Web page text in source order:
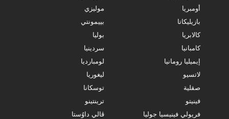
أومبريا
موليزي
بازيليكاتا
بييمونتي
كالابريا
بوليا
كامبانيا
سردينيا
إيميليا رومانيا
لومبارديا
لاتسيو
ليغوريا
صقلية
توسكانا
فينيتو
ترينتينو
فريولي فينيسيا جوليا
ڤالي داوُستا